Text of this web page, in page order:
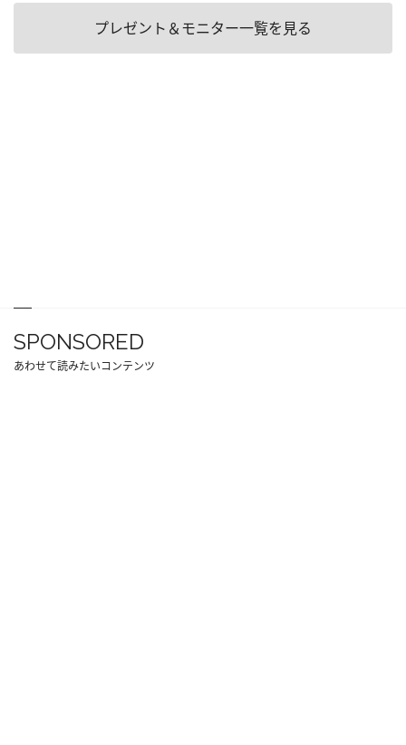
プレゼント＆モニター一覧を見る
SPONSORED
あわせて読みたいコンテンツ